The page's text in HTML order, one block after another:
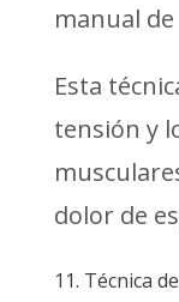
manual
Esta
tensión y
dolor de
11. Técnica